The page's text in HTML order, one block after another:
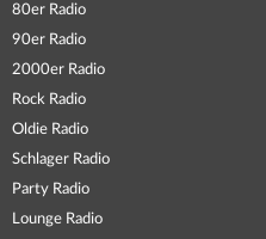
80er Radio
90er Radio
2000er Radio
Rock Radio
Oldie Radio
Schlager Radio
Party Radio
Lounge Radio